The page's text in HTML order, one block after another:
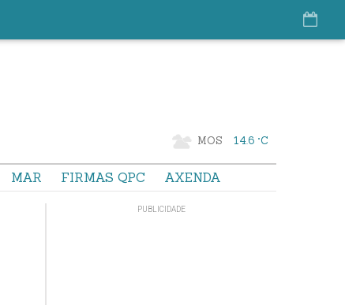
MOS 14.6 °C
MAR FIRMAS QPC AXENDA